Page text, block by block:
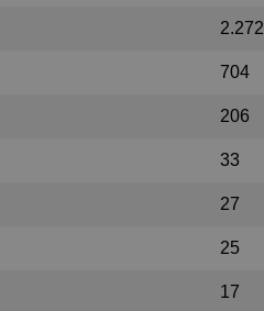
2.272
704
206
33
27
25
17